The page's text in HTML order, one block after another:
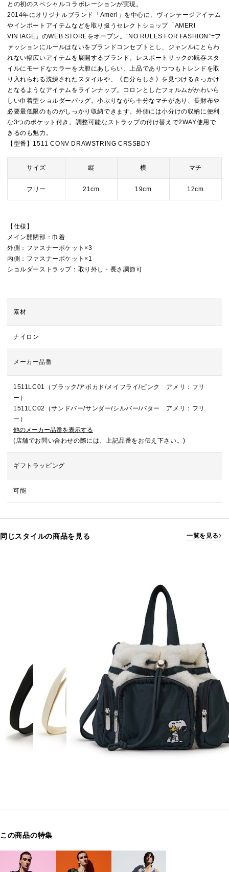
との初のスペシャルコラボレーションが実現。
2014年にオリジナルブランド「Ameri」を中心に、ヴィンテージアイテム
やインポートアイテムなどを取り扱うセレクトショップ「AMERI
VINTAGE」のWEB STOREをオープン。“NO RULES FOR FASHION”=フ
ァッションにルールはないをブランドコンセプトとし、ジャンルにとらわ
れない幅広いアイテムを展開するブランド。レスポートサックの既存スタ
イルにモードなカラーを大胆にあしらい、上品でありつつもトレンドを取
り入れられる洗練されたスタイルや、《自分らしさ》を見つけるきっかけ
となるようなアイテムをラインナップ。コロンとしたフォルムがかわいら
しい巾着型ショルダーバッグ。小ぶりながら十分なマチがあり、長財布や
必要最低限のものがしっかり収納できます。外側には小分けの収納に便利
な3つのポケット付き。調整可能なストラップの付け替えで2WAY使用で
きるのも魅力。
【型番】1511 CONV DRAWSTRING CRSSBDY
サイズ 縦 横 マチ
フリー 21cm 19cm 12cm
【仕様】
メイン開閉部：巾着
外側：ファスナーポケット×3
内側：ファスナーポケット×1
ショルダーストラップ：取り外し・長さ調節可
素材
ナイロン
メーカー品番
1511LC01（ブラック/アボカド/メイフライ/ピンク アメリ：フリ
ー）
1511LC02（サンドバー/サンダー/シルバー/バター アメリ：フリ
ー）
他のメーカー品番を表示する
(店舗でお問い合わせの際には、上記品番をお伝え下さい。)
ギフトラッピング
可能
同じスタイルの商品を見る 一覧を見る
この商品の特集